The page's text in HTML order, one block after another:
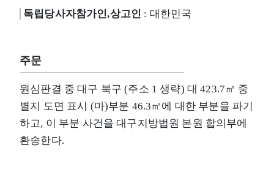
독립당사자참가인,상고인 : 대한민국
주문
원심판결 중 대구 북구 (주소 1 생략) 대 423.7㎡ 중
별지 도면 표시 (마)부분 46.3㎡에 대한 부분을 파기
하고, 이 부분 사건을 대구지방법원 본원 합의부에
환송한다.